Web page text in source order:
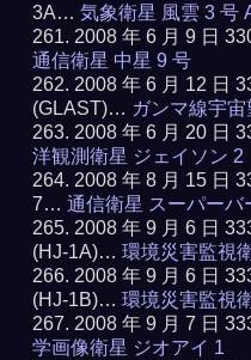
3A…気象衛星 風雲 3 号
2008 年 6 月 9 日
通信衛星 中星 9 号
2008 年 6 月 12 日
(GLAST)… ガンマ線宇宙
2008 年 6 月 20 日
洋観測衛星 ジェイソン 2
2008 年 8 月 15 日
7…通信衛星 スーパーバ
2008 年 9 月 6 日
(HJ-1A)…環境災害監視
2008 年 9 月 6 日
(HJ-1B)…環境災害監視
2008 年 9 月 7 日
学画像衛星 ジオアイ 1